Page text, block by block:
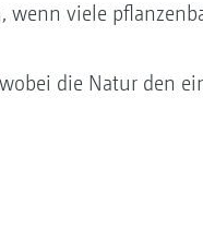
wenn viele
die Natur den